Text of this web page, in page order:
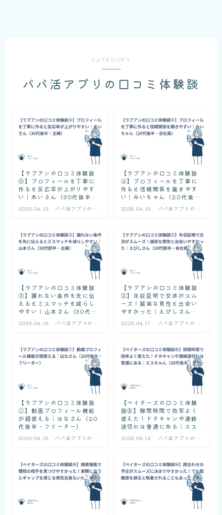
CATEGORY
パパ活アプリの口コミ体験談
【ラブアンの口コミ体験談
⑤】プロフィールを丁寧に
作ると反応率が上がりやす
い｜あいさん（30代後半・
2026.04.19
パパ活アプリの口
【ラブアンの口コミ体験談
④】プロフィールを丁寧に
作ると信頼関係を築きやす
い｜みいちゃん（20代後
2026.04.18
パパ活アプリの口
【ラブアンの口コミ体験談
③】譲れない条件を先に伝
えるとミスマッチを減らし
やすい｜山本さん（30代前
2026.04.18
パパ活アプリの口
【ラブアンの口コミ体験談
②】年収証明で交渉がスム
ーズ！誠実な男性と出会い
やすかった｜えびしさん
（20代前半・会社員）
2026.04.17
パパ活アプリの口
【ラブアンの口コミ体験談
①】動画プロフィール機能
が超使える｜はなさん（20
代後半・フリーター）
2026.04.16
パパ活アプリの口
【ペイターズの口コミ体験
談⑯】隙間時間で効率よく
使えた！ドタキャンや連絡
途切れは普通にある｜エス
ちゃん（20代後半・フリー
ター）
2026.04.14
パパ活アプリの口